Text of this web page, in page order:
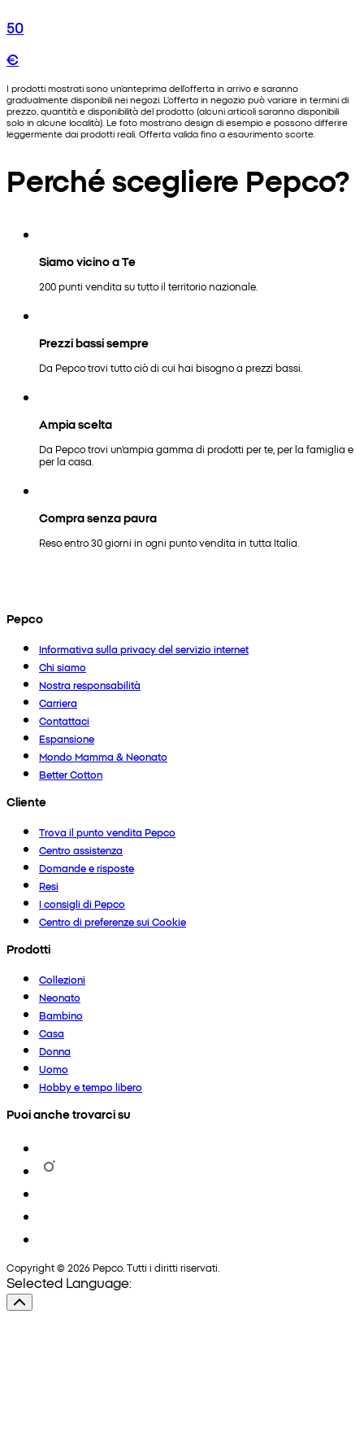
50
€
I prodotti mostrati sono un'anteprima dell'offerta in arrivo e saranno
gradualmente disponibili nei negozi. L'offerta in negozio può variare in termini di
prezzo, quantità e disponibilità del prodotto (alcuni articoli saranno disponibili
solo in alcune località). Le foto mostrano design di esempio e possono differire
leggermente dai prodotti reali. Offerta valida fino a esaurimento scorte.
Perché scegliere Pepco?
Siamo vicino a Te
200 punti vendita su tutto il territorio nazionale.
Prezzi bassi sempre
Da Pepco trovi tutto ciò di cui hai bisogno a prezzi bassi.
Ampia scelta
Da Pepco trovi un'ampia gamma di prodotti per te, per la famiglia e
per la casa.
Compra senza paura
Reso entro 30 giorni in ogni punto vendita in tutta Italia.
Pepco
Informativa sulla privacy del servizio internet
Chi siamo
Nostra responsabilità
Carriera
Contattaci
Espansione
Mondo Mamma & Neonato
Better Cotton
Cliente
Trova il punto vendita Pepco
Centro assistenza
Domande e risposte
Resi
I consigli di Pepco
Centro di preferenze sui Cookie
Prodotti
Collezioni
Neonato
Bambino
Casa
Donna
Uomo
Hobby e tempo libero
Puoi anche trovarci su
Copyright © 2026 Pepco. Tutti i diritti riservati.
Selected Language: